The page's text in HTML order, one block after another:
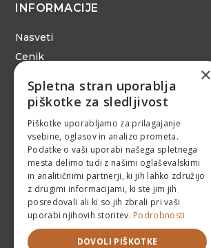
INFORMACIJE
Nasveti
Cenik
Politika zasebnosti
×
Spletna stran uporablja
piškotke za sledljivost
Piškotke uporabljamo za prilagajanje
vsebine, oglasov in analizo prometa.
Podatke o vaši uporabi našega spletnega
mesta delimo tudi z našimi oglaševalskimi
in analitičnimi partnerji, ki jih lahko združijo
z drugimi informacijami, ki ste jim jih
posredovali ali ki so jih zbrali pri vaši
uporabi njihovih storitev. Podrobnosti
DOVOLI PIŠKOTKE